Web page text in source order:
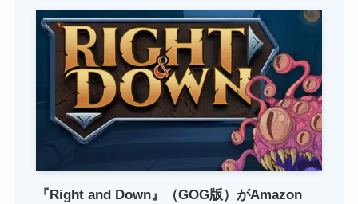
『Right and Down』（GOG版）がAmazon